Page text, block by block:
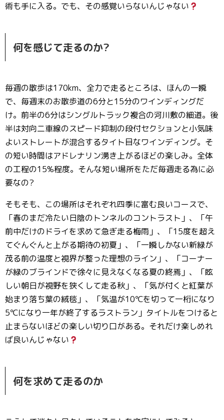
術も手に入る。でも、その感覚いらないんじゃない
何を感じて走るのか?
毎週の散歩は170km、全力で走るところは、ほんの一瞬
で、毎週末のお散歩道の6分と15分のワインディングだ
け。前半の6分はシングルトラック複合の河川敷の細道。後
半は対向二車線のスピード抑制の段付セクションと小気味
よいストレートが混合するタイト目なワインディング。そ
の短い時間はアドレナリン湧き上がるほどの楽しみ。全体
の工程の15%程度。そんな短い場所をただ毎週走る為に必
要なの?
そもそも、この場所はそれぞれ四季に富む良いコースで、
「春のまだ冷たい日陰のトンネルのコントラスト」、「午
前中だけのドライを求めて急ぎ走る梅雨」、「15度を超え
てぐんぐんと上がる期待の初夏」、「一瞬しかない新緑が
茂る前の温度と視界が整った理想のライン」、「コーナー
が緑のブラインドで徐々に見えなくなる夏の終焉」、「眩
しい朝日が視野を狭くして走る秋」、「気が付くと紅葉が
始まり落ち葉の絨毯」、「気温が10℃を切って一桁になり
5℃になり一年が終了するラストラン」タイトルをつけると
止まらないほどの楽しい切り口がある。それだけ楽しめれ
ば良いんじゃない
何を求めて走るのか